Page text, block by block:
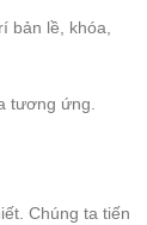
bản lề, khóa,
tương ứng.
Chúng ta tiến